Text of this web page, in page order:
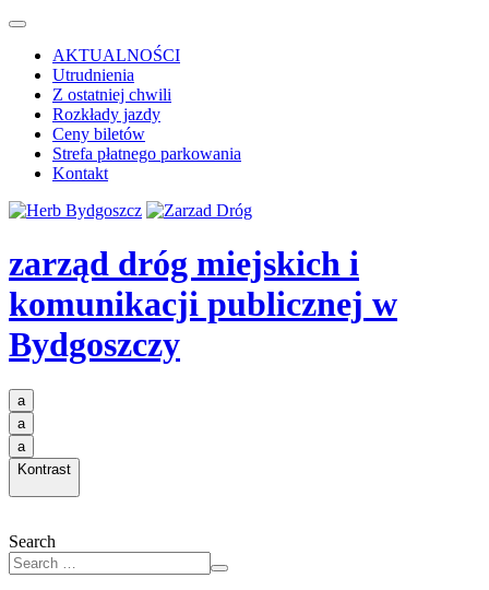
AKTUALNOŚCI
Utrudnienia
Z ostatniej chwili
Rozkłady jazdy
Ceny biletów
Strefa płatnego parkowania
Kontakt
zarząd dróg miejskich i
komunikacji publicznej w
Bydgoszczy
a
a
a
Kontrast
Search